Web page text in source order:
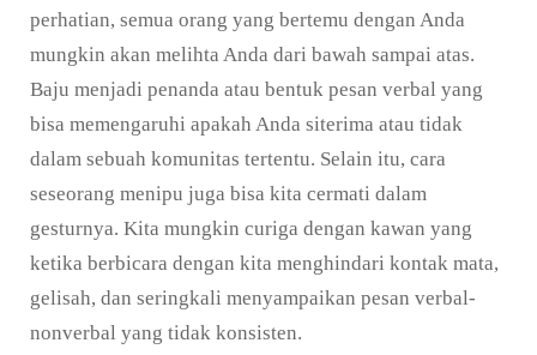
perhatian, semua orang yang bertemu dengan Anda
mungkin akan melihta Anda dari bawah sampai atas.
Baju menjadi penanda atau bentuk pesan verbal yang
bisa memengaruhi apakah Anda siterima atau tidak
dalam sebuah komunitas tertentu. Selain itu, cara
seseorang menipu juga bisa kita cermati dalam
gesturnya. Kita mungkin curiga dengan kawan yang
ketika berbicara dengan kita menghindari kontak mata,
gelisah, dan seringkali menyampaikan pesan verbal-
nonverbal yang tidak konsisten.